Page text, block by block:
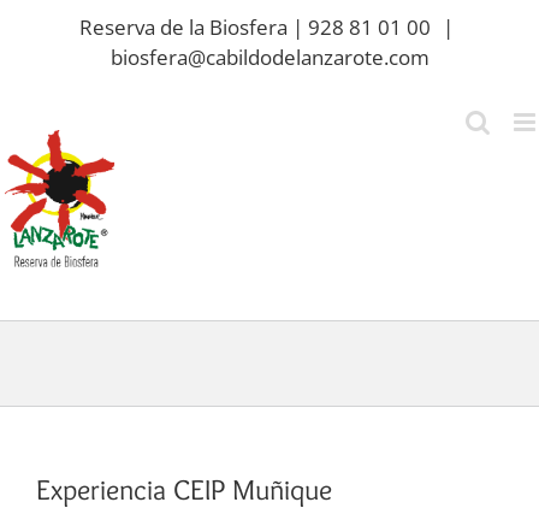
Reserva de la Biosfera | 928 81 01 00
|
biosfera@cabildodelanzarote.com
Experiencia CEIP Muñique